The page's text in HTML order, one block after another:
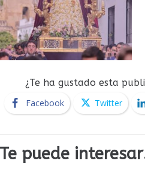
¿Te ha gustado esta
Facebook
Twitter
Te puede